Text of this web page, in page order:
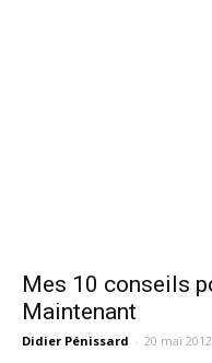
Mes 10 conseils
Maintenant
Didier Pénissard - 20 mai 2012